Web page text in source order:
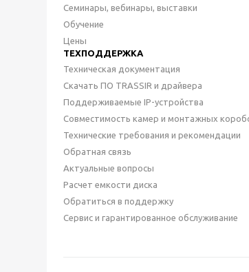
Семинары, вебинары, выставки
Обучение
Цены
ТЕХПОДДЕРЖКА
Техническая документация
Скачать ПО TRASSIR и драйвера
Поддерживаемые IP-устройства
Совместимость камер и монтажных
Технические требования и рекомендации
Обратная связь
Актуальные вопросы
Расчет емкости диска
Обратиться в поддержку
Сервис и гарантированное обслуживание